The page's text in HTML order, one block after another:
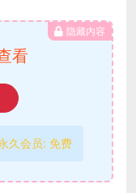
隐藏内容
看
久会员: 免费